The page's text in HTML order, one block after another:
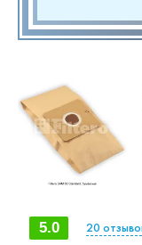
5.0 20